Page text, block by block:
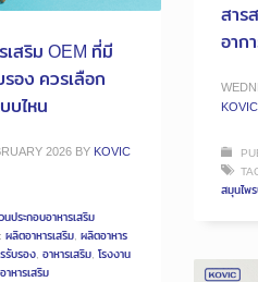
สาร
อาก
สมุนไพ
สริม OEM ที่มี
อง ควรเลือก
บไหน
2026 BY KOVIC
นประกอบอาหารเสริม
ผลิตอาหารเสริม, ผลิตอาหาร
รับรอง, อาหารเสริม, โรงงาน
าหารเสริม